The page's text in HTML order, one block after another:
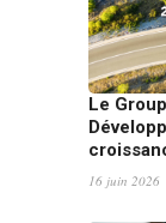
Le
16 juin 2026